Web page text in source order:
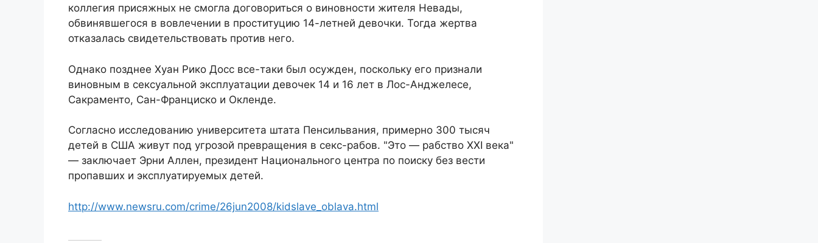
коллегия присяжных не смогла договориться о виновности жителя Невады,
обвинявшегося в вовлечении в проституцию 14-летней девочки. Тогда жертва
отказалась свидетельствовать против него.
Однако позднее Хуан Рико Досс все-таки был осужден, поскольку его признали
виновным в сексуальной эксплуатации девочек 14 и 16 лет в Лос-Анджелесе,
Сакраменто, Сан-Франциско и Окленде.
Согласно исследованию университета штата Пенсильвания, примерно 300 тысяч
детей в США живут под угрозой превращения в секс-рабов. "Это — рабство XXI века"
— заключает Эрни Аллен, президент Национального центра по поиску без вести
пропавших и эксплуатируемых детей.
http://www.newsru.com/crime/26jun2008/kidslave_oblava.html